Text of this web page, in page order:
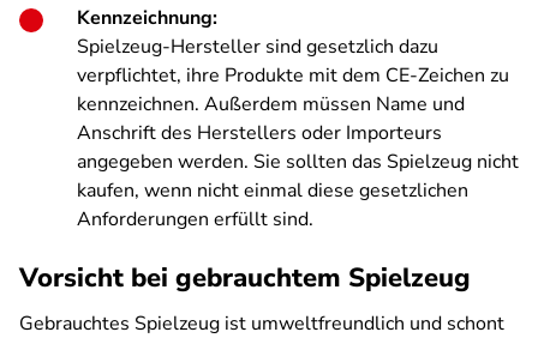
Kennzeichnung:
Spielzeug-Hersteller sind gesetzlich dazu
verpflichtet, ihre Produkte mit dem CE-Zeichen zu
kennzeichnen. Außerdem müssen Name und
Anschrift des Herstellers oder Importeurs
angegeben werden. Sie sollten das Spielzeug nicht
kaufen, wenn nicht einmal diese gesetzlichen
Anforderungen erfüllt sind.
Vorsicht bei gebrauchtem Spielzeug
Gebrauchtes Spielzeug ist umweltfreundlich und schont